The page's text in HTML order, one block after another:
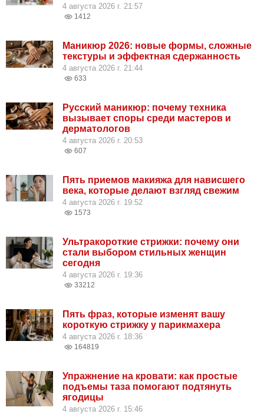
4 августа 2026 г. 21:57
1412
Маникюр 2026: новые формы, сложные
текстуры и эффектная сдержанность
4 августа 2026 г. 21:44
633
Русский маникюр: почему техника
вызывает споры среди мастеров и
дерматологов
4 августа 2026 г. 20:53
607
Пять приемов макияжа для нависшего
века, которые делают взгляд свежим
4 августа 2026 г. 19:52
1573
Ультракороткие стрижки: почему они
стали выбором стильных женщин
сегодня
4 августа 2026 г. 19:36
33212
Пять фраз, которые изменят вашу
короткую стрижку у парикмахера
4 августа 2026 г. 18:36
164819
Упражнение на кровати: как простые
подъемы таза помогают подтянуть
ягодицы
4 августа 2026 г. 15:46